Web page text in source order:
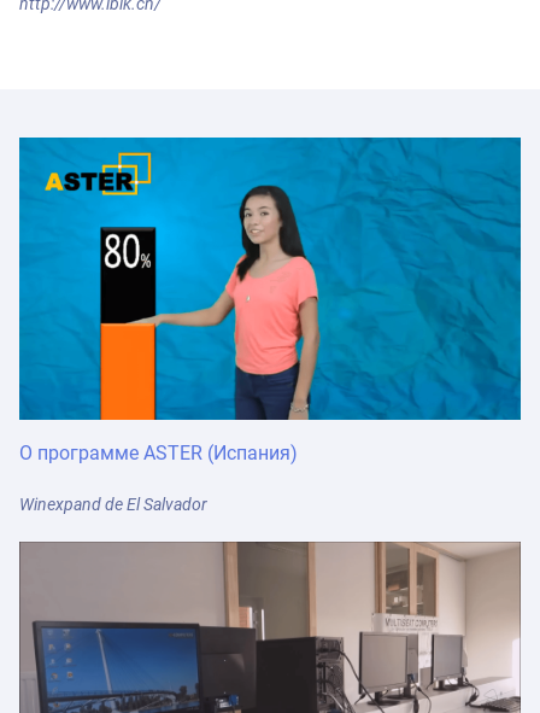
О программе ASTER (Испания)
Winexpand de El Salvador